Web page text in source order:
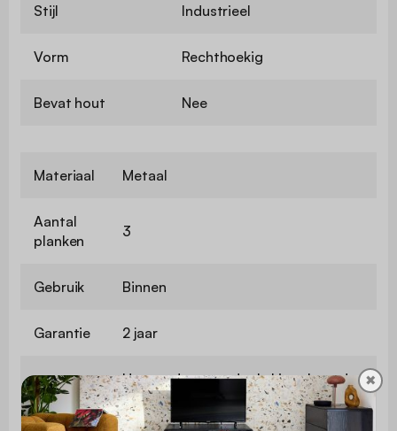
Stijl Industrieel
Vorm Rechthoekig
Bevat hout Nee
Materiaal Metaal
Aantal
planken
3
Gebruik Binnen
Garantie 2 jaar
Montage
Het product wordt als kit geleverd
en moet zelf worden gemonteerd.
Een handleiding is inbegrepen.
✖